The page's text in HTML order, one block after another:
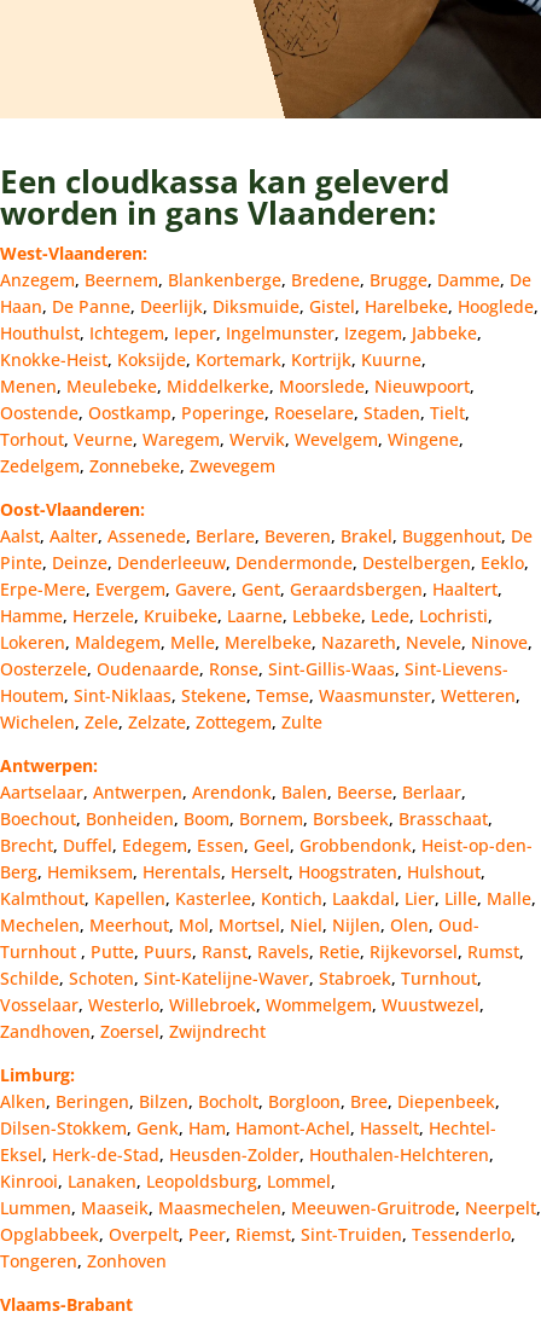
Een cloudkassa kan geleverd
worden in gans Vlaanderen:
West-Vlaanderen:
Anzegem, Beernem, Blankenberge, Bredene, Brugge, Damme, De
Haan, De Panne, Deerlijk, Diksmuide, Gistel, Harelbeke, Hooglede,
Houthulst, Ichtegem, Ieper, Ingelmunster, Izegem, Jabbeke,
Knokke-Heist, Koksijde, Kortemark, Kortrijk, Kuurne,
Menen, Meulebeke, Middelkerke, Moorslede, Nieuwpoort,
Oostende, Oostkamp, Poperinge, Roeselare, Staden, Tielt,
Torhout, Veurne, Waregem, Wervik, Wevelgem, Wingene,
Zedelgem, Zonnebeke, Zwevegem
Oost-Vlaanderen:
Aalst, Aalter, Assenede, Berlare, Beveren, Brakel, Buggenhout, De
Pinte, Deinze, Denderleeuw, Dendermonde, Destelbergen, Eeklo,
Erpe-Mere, Evergem, Gavere, Gent, Geraardsbergen, Haaltert,
Hamme, Herzele, Kruibeke, Laarne, Lebbeke, Lede, Lochristi,
Lokeren, Maldegem, Melle, Merelbeke, Nazareth, Nevele, Ninove,
Oosterzele, Oudenaarde, Ronse, Sint-Gillis-Waas, Sint-Lievens-
Houtem, Sint-Niklaas, Stekene, Temse, Waasmunster, Wetteren,
Wichelen, Zele, Zelzate, Zottegem, Zulte
Antwerpen:
Aartselaar, Antwerpen, Arendonk, Balen, Beerse, Berlaar,
Boechout, Bonheiden, Boom, Bornem, Borsbeek, Brasschaat,
Brecht, Duffel, Edegem, Essen, Geel, Grobbendonk, Heist-op-den-
Berg, Hemiksem, Herentals, Herselt, Hoogstraten, Hulshout,
Kalmthout, Kapellen, Kasterlee, Kontich, Laakdal, Lier, Lille, Malle,
Mechelen, Meerhout, Mol, Mortsel, Niel, Nijlen, Olen, Oud-
Turnhout , Putte, Puurs, Ranst, Ravels, Retie, Rijkevorsel, Rumst,
Schilde, Schoten, Sint-Katelijne-Waver, Stabroek, Turnhout,
Vosselaar, Westerlo, Willebroek, Wommelgem, Wuustwezel,
Zandhoven, Zoersel, Zwijndrecht
Limburg:
Alken, Beringen, Bilzen, Bocholt, Borgloon, Bree, Diepenbeek,
Dilsen-Stokkem, Genk, Ham, Hamont-Achel, Hasselt, Hechtel-
Eksel, Herk-de-Stad, Heusden-Zolder, Houthalen-Helchteren,
Kinrooi, Lanaken, Leopoldsburg, Lommel,
Lummen, Maaseik, Maasmechelen, Meeuwen-Gruitrode, Neerpelt,
Opglabbeek, Overpelt, Peer, Riemst, Sint-Truiden, Tessenderlo,
Tongeren, Zonhoven
Vlaams-Brabant